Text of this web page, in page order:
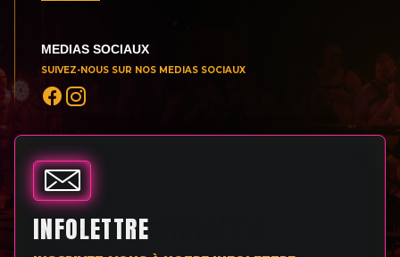
MEDIAS SOCIAUX
SUIVEZ-NOUS SUR NOS MEDIAS SOCIAUX
INFOLETTRE